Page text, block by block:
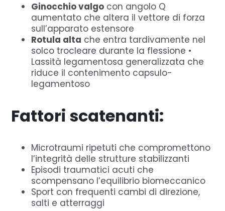
Ginocchio valgo con angolo Q
aumentato che altera il vettore di forza
sull’apparato estensore
Rotula alta che entra tardivamente nel
solco trocleare durante la flessione •
Lassità legamentosa generalizzata che
riduce il contenimento capsulo-
legamentoso
Fattori scatenanti:
Microtraumi ripetuti che compromettono
l’integrità delle strutture stabilizzanti
Episodi traumatici acuti che
scompensano l’equilibrio biomeccanico
Sport con frequenti cambi di direzione,
salti e atterraggi